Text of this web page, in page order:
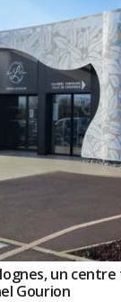
un
Gourion